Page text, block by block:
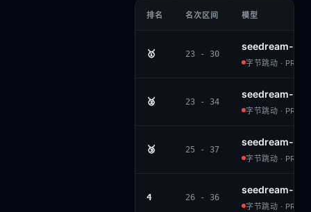
排名 名次区间 模型
🥇 23 - 30
seedream-4.5
字节跳动 ·
🥈 23 - 34
seedream-4-
字节跳动 ·
🥉 25 - 37
seedream-4-
字节跳动 ·
4 26 - 36
seedream-
字节跳动 ·